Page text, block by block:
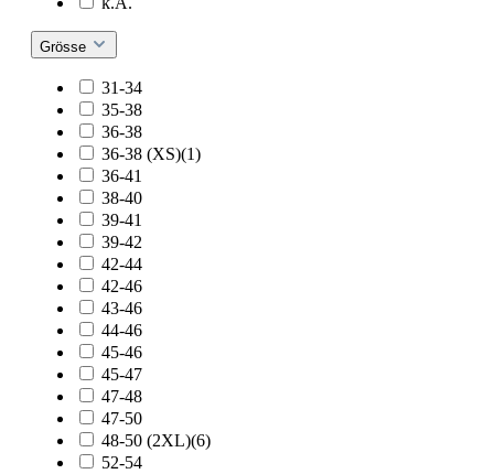
Grösse
31-34
35-38
36-38
36-38 (XS)(1)
36-41
38-40
39-41
39-42
42-44
42-46
43-46
44-46
45-46
45-47
47-48
47-50
48-50 (2XL)(6)
52-54